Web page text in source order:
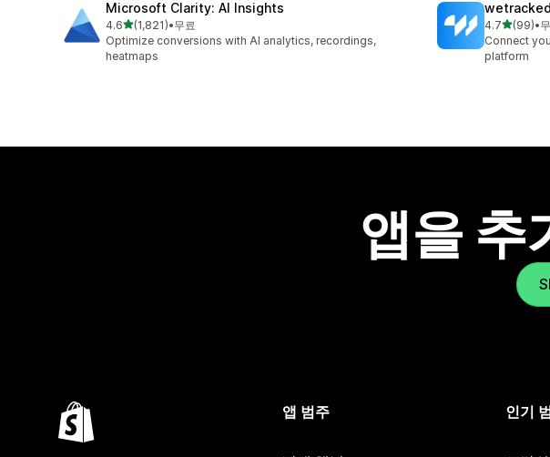
Microsoft Clarity: AI Insights
4.6별 5개 중
(1,821)
총 리뷰 1821개
•무료
Optimize conversions with AI analytics, recordings,
heatmaps
4.7별 5개 중
(99)
총 리뷰 99개
•
Connect
platform
앱을 추
앱 범주 인기